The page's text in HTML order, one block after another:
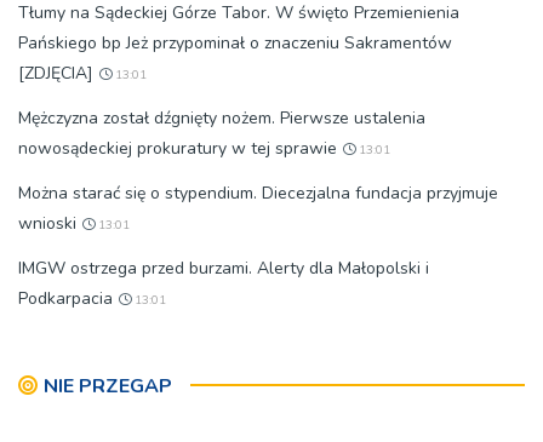
Tłumy na Sądeckiej Górze Tabor. W święto Przemienienia
Pańskiego bp Jeż przypominał o znaczeniu Sakramentów
[ZDJĘCIA]
13:01
Mężczyzna został dźgnięty nożem. Pierwsze ustalenia
nowosądeckiej prokuratury w tej sprawie
13:01
Można starać się o stypendium. Diecezjalna fundacja przyjmuje
wnioski
13:01
IMGW ostrzega przed burzami. Alerty dla Małopolski i
Podkarpacia
13:01
NIE PRZEGAP